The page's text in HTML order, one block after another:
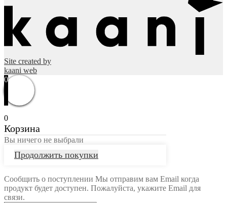
Site created by
kaani web
0
0
Корзина
Вы ничего не выбрали
Продолжить покупки
Сообщить о поступлении Мы отправим вам Email когда
продукт будет доступен. Пожалуйста, укажите Email для
связи.